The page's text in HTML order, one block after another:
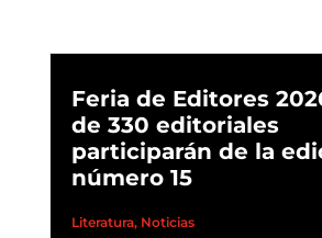
Feria de Editores
de 330 editoriales
participarán de la
número 15
Literatura, Noticias